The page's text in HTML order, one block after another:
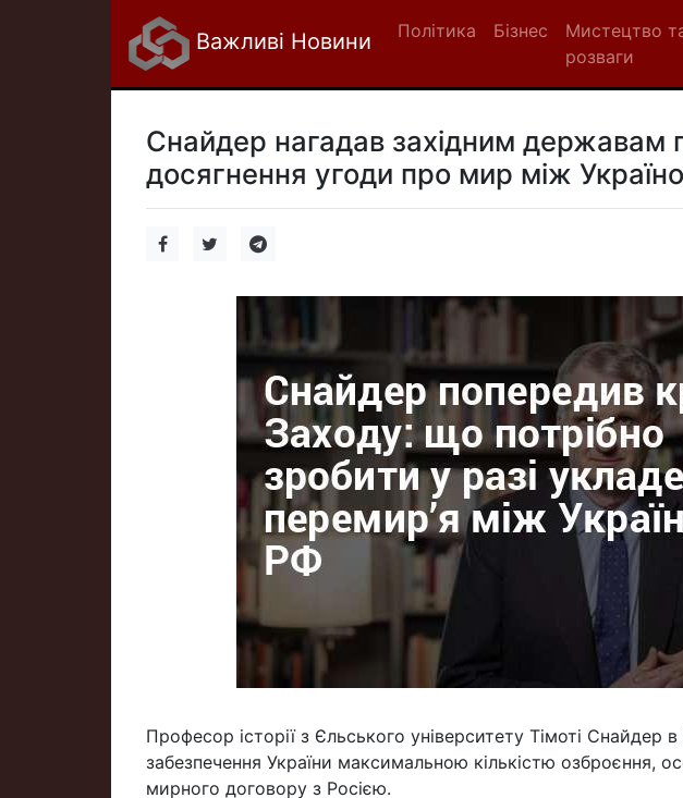
Важливі Новини Політика Бізнес
Мистецтво
розваги
Снайдер нагадав західним державам
досягнення угоди про мир між
Професор історії з Єльського університету Тімоті Снайдер
забезпечення України максимальною кількістю озброєння,
мирного договору з Росією.